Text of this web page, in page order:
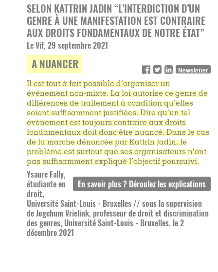
SELON KATTRIN JADIN “L’INTERDICTION D’UN
GENRE À UNE MANIFESTATION EST CONTRAIRE
AUX DROITS FONDAMENTAUX DE NOTRE ÉTAT”
Le Vif, 29 septembre 2021
A NUANCER Newsletter
Il est tout à fait possible d’organiser un
événement non-mixte. La loi autorise ce genre de
différences de traitement à condition qu’elles
soient suffisamment justifiées. Dire qu’un tel
évènement est toujours contraire aux droits
fondamentaux doit donc être nuancé. Dans le cas
de la marche dénoncée par Kattrin Jadin, le
problème est surtout que ses organisateurs n'ont
pas suffisamment expliqué l’objectif poursuivi.
Ysaure Fally,
étudiante en
droit,
Université Saint-Louis - Bruxelles // sous la supervision
de Jogchum Vrielink, professeur de droit et discrimination
des genres, Université Saint-Louis - Bruxelles, le 2
décembre 2021